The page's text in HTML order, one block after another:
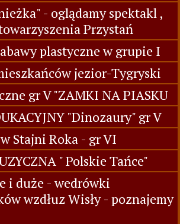
- oglądamy spektakl ,
Przystań
plastyczne w grupie I
jezior-Tygryski
gr V "ZAMKI NA PIASKU
"Dinozaury" gr V
Stajni Roka - gr VI
" Polskie Tańce"
i duże - wedrówki
wzdłuz Wisły - poznajemy